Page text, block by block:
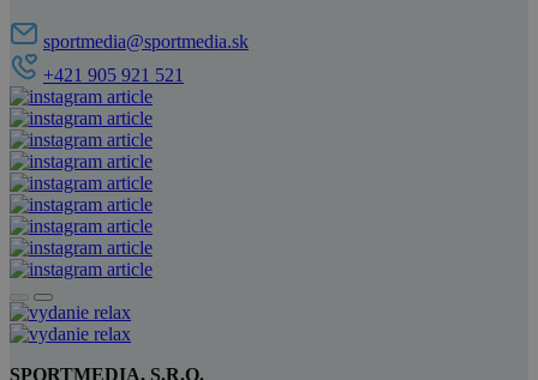
sportmedia@sportmedia.sk
+421 905 921 521
SPORTMEDIA, S.R.O.